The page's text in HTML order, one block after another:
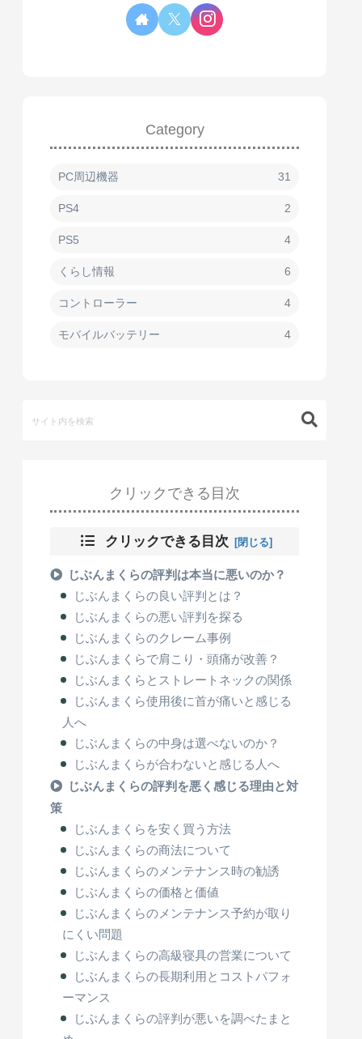
Category
PC周辺機器 31
PS4 2
PS5 4
くらし情報 6
コントローラー 4
モバイルバッテリー 4
クリックできる目次
クリックできる目次
じぶんまくらの評判は本当に悪いのか？
じぶんまくらの良い評判とは？
じぶんまくらの悪い評判を探る
じぶんまくらのクレーム事例
じぶんまくらで肩こり・頭痛が改善？
じぶんまくらとストレートネックの関係
じぶんまくら使用後に首が痛いと感じる
人へ
じぶんまくらの中身は選べないのか？
じぶんまくらが合わないと感じる人へ
じぶんまくらの評判を悪く感じる理由と対
策
じぶんまくらを安く買う方法
じぶんまくらの商法について
じぶんまくらのメンテナンス時の勧誘
じぶんまくらの価格と価値
じぶんまくらのメンテナンス予約が取り
にくい問題
じぶんまくらの高級寝具の営業について
じぶんまくらの長期利用とコストパフォ
ーマンス
じぶんまくらの評判が悪いを調べたまと